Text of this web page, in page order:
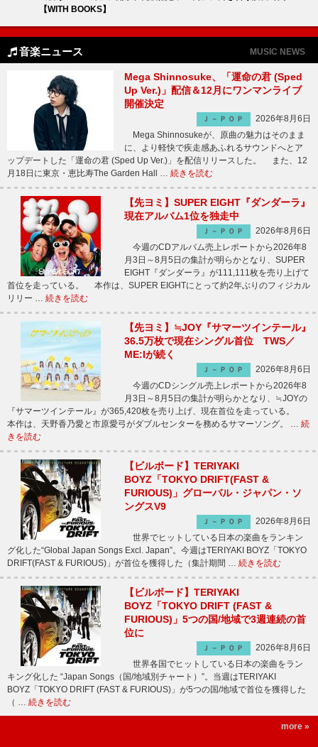
【WITH BOOKS】
音楽ニュース MUSIC NEWS
Mega Shinnosuke、「運命の君 (Sped
Up Ver.)」配信＆12月にワンマンライブ
開催決定
Ｊ－ＰＯＰ
2026年8月6日
Mega Shinnosukeが、原曲の魅力はそのまま
に、より軽快で疾走感あふれるサウンドへとア
ップデートした「運命の君 (Sped Up Ver.)」を配信リリースした。 また、12
月18日に東京・恵比寿The Garden Hall … 続きを読む
【先ヨミ】SUPER EIGHT『ダンダーラ』
現在アルバム1位を独走中
Ｊ－ＰＯＰ
2026年8月6日
今週のCDアルバム売上レポートから2026年8
月3日～8月5日の集計が明らかとなり、SUPER
EIGHT『ダンダーラ』が111,111枚を売り上げて
首位を走っている。 本作は、SUPER EIGHTにとって約2年ぶりのフィジカル
リリー … 続きを読む
【先ヨミ】≒JOY『サマーツインテール』
36.5万枚で現在シングル首位 TWS／
ME:Iが続く
Ｊ－ＰＯＰ
2026年8月6日
今週のCDシングル売上レポートから2026年8
月3日～8月5日の集計が明らかとなり、≒JOYの
『サマーツインテール』が365,420枚を売り上げ、現在首位を走っている。
本作は、天野香乃愛と市原愛弓がダブルセンターを務めるサマーソング。 … 続
きを読む
【ビルボード】TERIYAKI
BOYZ「TOKYO DRIFT(FAST &
FURIOUS)」グローバル・ジャパン・ソ
ングスV9
Ｊ－ＰＯＰ
2026年8月6日
世界でヒットしている日本の楽曲をランキン
グ化した“Global Japan Songs Excl. Japan”。今週はTERIYAKI BOYZ「TOKYO
DRIFT(FAST & FURIOUS)」が首位を獲得した（集計期間 … 続きを読む
【ビルボード】TERIYAKI
BOYZ「TOKYO DRIFT (FAST &
FURIOUS)」5つの国/地域で3週連続の首
位に
Ｊ－ＰＯＰ
2026年8月6日
世界各国でヒットしている日本の楽曲をラン
キング化した “Japan Songs（国/地域別チャート）”。当週はTERIYAKI
BOYZ「TOKYO DRIFT (FAST & FURIOUS)」が5つの国/地域で首位を獲得した
（ … 続きを読む
more »